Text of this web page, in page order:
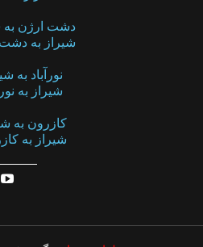
دشت ارژن به
شیراز به
نورآباد به
شیراز به
کازرون به
شیراز به